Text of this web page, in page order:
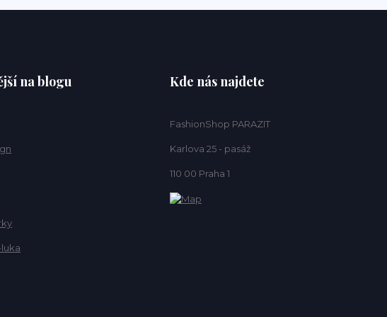
na blogu Kde nás najdete
FashionShop PARAZIT
Karlova 25 - pasáž
110 00 Praha 1